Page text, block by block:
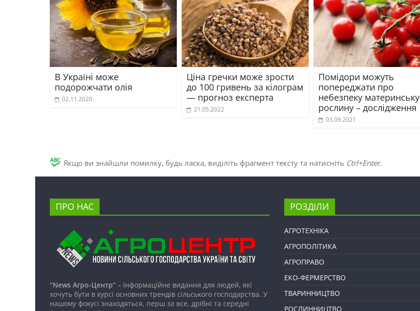
В Україні може
подорожчати олія
02.11.2020
Ціна гречки може зрости
до 100 гривень за кілограм
— прогноз експерта
21.05.2022
Помідори можуть
попереджати про
небезпеку материнську
рослину – дослідження
03.09.2021
Якщо ви знайшли помилку, будь ласка, виділіть фрагмент тексту та натисніть Ctrl+Enter.
ПРО НАС
“News Агро-Центр” – інформаційне видання для людей, які
хочуть бути в курсі основних трендів сільського господарства. У
нашому фокусі знаходяться, перш за все, дрібні та середні
РОЗДІЛИ
АГРОТЕХНІКА
АГРОПОЛІТИКА
АГРОПРАВО
ЕКО-ФЕРМЕРСТВО
ТВАРИННИЦТВО
РОСЛИННИЦТВО